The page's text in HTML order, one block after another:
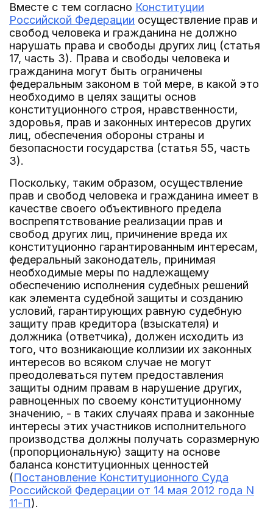
Вместе с тем согласно Конституции
Российской Федерации осуществление прав и
свобод человека и гражданина не должно
нарушать права и свободы других лиц (статья
17, часть 3). Права и свободы человека и
гражданина могут быть ограничены
федеральным законом в той мере, в какой это
необходимо в целях защиты основ
конституционного строя, нравственности,
здоровья, прав и законных интересов других
лиц, обеспечения обороны страны и
безопасности государства (статья 55, часть
3).
Поскольку, таким образом, осуществление
прав и свобод человека и гражданина имеет в
качестве своего объективного предела
воспрепятствование реализации прав и
свобод других лиц, причинение вреда их
конституционно гарантированным интересам,
федеральный законодатель, принимая
необходимые меры по надлежащему
обеспечению исполнения судебных решений
как элемента судебной защиты и созданию
условий, гарантирующих равную судебную
защиту прав кредитора (взыскателя) и
должника (ответчика), должен исходить из
того, что возникающие коллизии их законных
интересов во всяком случае не могут
преодолеваться путем предоставления
защиты одним правам в нарушение других,
равноценных по своему конституционному
значению, - в таких случаях права и законные
интересы этих участников исполнительного
производства должны получать соразмерную
(пропорциональную) защиту на основе
баланса конституционных ценностей
(Постановление Конституционного Суда
Российской Федерации от 14 мая 2012 года N
11-П).